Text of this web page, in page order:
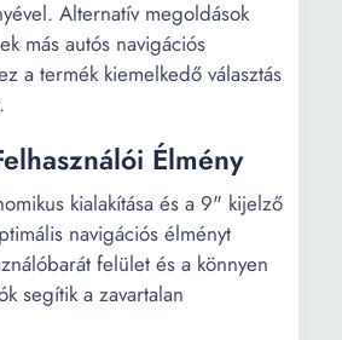
Alternatív megoldások
más autós navigációs
a termék kiemelkedő választás
Élmény
kialakítása és a 9" kijelző
navigációs élményt
felület és a könnyen
segítik a zavartalan